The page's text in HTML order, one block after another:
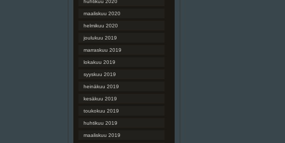
huhtikuu 2020
maaliskuu 2020
helmikuu 2020
joulukuu 2019
marraskuu 2019
lokakuu 2019
syyskuu 2019
heinäkuu 2019
kesäkuu 2019
toukokuu 2019
huhtikuu 2019
maaliskuu 2019